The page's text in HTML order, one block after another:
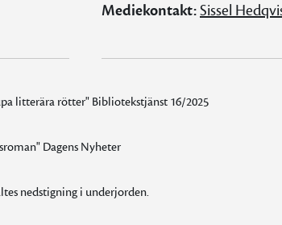
Mediekontakt:Sissel
litterära rötter" Bibliotekstjänst 16/2025
Dagens Nyheter
nedstigning i underjorden.